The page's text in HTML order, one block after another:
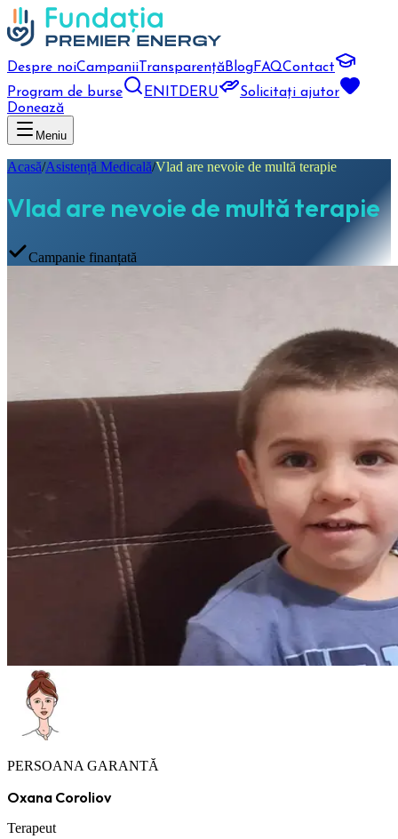
Despre noiCampanii TransparențăBlogFAQContact
Program de burse
EN DERU
Solicitați ajutor
Donează
Meniu
Acasă/Asistență Medicală/Vlad are nevoie de multă terapie
Vlad are nevoie de multă terapie
Campanie finanțată
PERSOANA GARANTĂ
Oxana Coroliov
Terapeut